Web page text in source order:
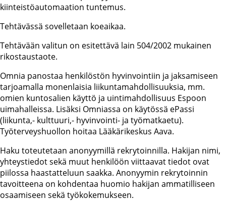
kiinteistöautomaation tuntemus.
Tehtävässä sovelletaan koeaikaa.
Tehtävään valitun on esitettävä lain 504/2002 mukainen
rikostaustaote.
Omnia panostaa henkilöstön hyvinvointiin ja jaksamiseen
tarjoamalla monenlaisia liikuntamahdollisuuksia, mm.
omien kuntosalien käyttö ja uintimahdollisuus Espoon
uimahalleissa. Lisäksi Omniassa on käytössä ePassi
(liikunta,- kulttuuri,- hyvinvointi- ja työmatkaetu).
Työterveyshuollon hoitaa Lääkärikeskus Aava.
Haku toteutetaan anonyymillä rekrytoinnilla. Hakijan nimi,
yhteystiedot sekä muut henkilöön viittaavat tiedot ovat
piilossa haastatteluun saakka. Anonyymin rekrytoinnin
tavoitteena on kohdentaa huomio hakijan ammatilliseen
osaamiseen sekä työkokemukseen.